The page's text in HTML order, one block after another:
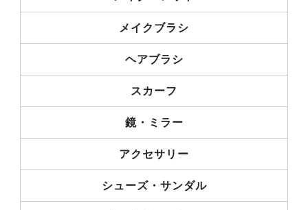
メイクブラシ
ヘアブラシ
スカーフ
鏡・ミラー
アクセサリー
シューズ・サンダル